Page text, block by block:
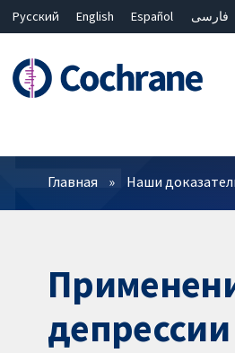
Русский English Español فارسی
Фильтры
Главная Наши
депрессии